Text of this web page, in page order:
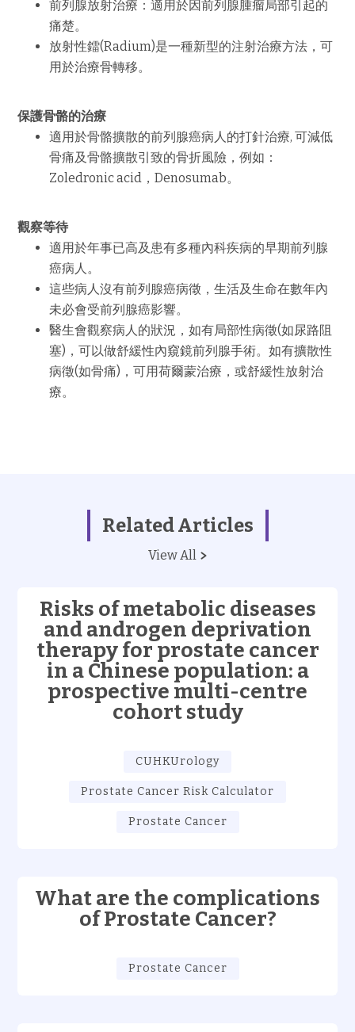
前列腺放射治療：適用於因前列腺腫瘤局部引起的
痛楚。
放射性鐳(Radium)是一種新型的注射治療方法，可
用於治療骨轉移。
保護骨骼的治療
適用於骨骼擴散的前列腺癌病人的打針治療,可減低
骨痛及骨骼擴散引致的骨折風險，例如：
Zoledronic acid ，Denosumab。
觀察等待
適用於年事已高及患有多種內科疾病的早期前列腺
癌病人。
這些病人沒有前列腺癌病徵，生活及生命在數年內
未必會受前列腺癌影響。
醫生會觀察病人的狀況，如有局部性病徵(如尿路阻
塞) ，可以做舒緩性內窺鏡前列腺手術。如有擴散性
病徵(如骨痛) ，可用荷爾蒙治療，或舒緩性放射治
療。
Related Articles
View All
Risks of metabolic diseases
and androgen deprivation
therapy for prostate cancer
in a Chinese population: a
prospective multi-centre
cohort study
CUHKUrology
Prostate Cancer Risk Calculator
Prostate Cancer
What are the complications
of Prostate Cancer?
Prostate Cancer